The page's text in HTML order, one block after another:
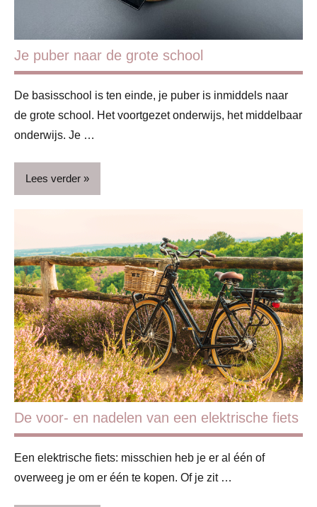
Lifestyle
Je puber naar de grote school
De basisschool is ten einde, je puber is inmiddels naar
de grote school. Het voortgezet onderwijs, het middelbaar
onderwijs. Je …
Lees verder
Blog
Feestdagen
Kinderen
Ontwikkeling
& verzorging
Oud
en
Ouders
Schoolkind
Sinterklaas
De voor- en nadelen van een elektrische fiets
Een elektrische fiets: misschien heb je er al één of
overweeg je om er één te kopen. Of je zit …